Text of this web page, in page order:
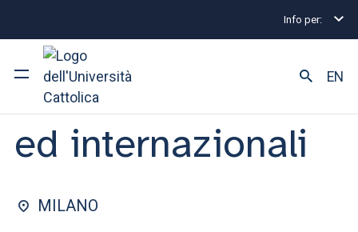
Info per:
Ateneo
Ricerca
EN
Politiche europee ed
FACOLTÀ DI: SCIENZE POLITICHE E SOCIALI
Politiche europee
ed internazionali
MILANO